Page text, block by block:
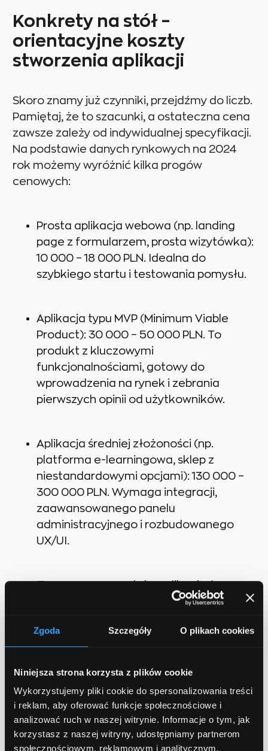
Zgoda Szczegóły O plikach cookies
Niniejsza strona korzysta z plików cookie
Wykorzystujemy pliki cookie do spersonalizowania treści
i reklam, aby oferować funkcje społecznościowe i
analizować ruch w naszej witrynie. Informacje o tym, jak
korzystasz z naszej witryny, udostępniamy partnerom
społecznościowym, reklamowym i analitycznym.
Konkrety na stół –
orientacyjne koszty
stworzenia aplikacji
Skoro znamy już czynniki, przejdźmy do liczb.
Pamiętaj, że to szacunki, a ostateczna cena
zawsze zależy od indywidualnej specyfikacji.
Na podstawie danych rynkowych na 2024
rok możemy wyróżnić kilka progów
cenowych:
Prosta aplikacja webowa (np. landing
page z formularzem, prosta wizytówka):
10 000 – 18 000 PLN. Idealna do
szybkiego startu i testowania pomysłu.
Aplikacja typu MVP (Minimum Viable
Product): 30 000 – 50 000 PLN. To
produkt z kluczowymi
funkcjonalnościami, gotowy do
wprowadzenia na rynek i zebrania
pierwszych opinii od użytkowników.
Aplikacja średniej złożoności (np.
platforma e-learningowa, sklep z
niestandardowymi opcjami): 130 000 –
300 000 PLN. Wymaga integracji,
zaawansowanego panelu
administracyjnego i rozbudowanego
UX/UI.
Zaawansowana, duża aplikacja (np.
nawet 500 000 PLN i więcej. To
skomplikowane projekty, często
wymagające wielomiesięcznej pracy
mobilnej lub webowej o takiej skali to
poważna inwestycja, która może jednak
przynieść ogromne zyski.